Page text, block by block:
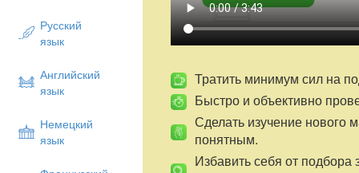
Русский
язык
Английский
язык
Немецкий
язык
Тратить минимум сил на
Быстро и объективно
Сделать изучение нового
понятным.
Избавить себя от подбора